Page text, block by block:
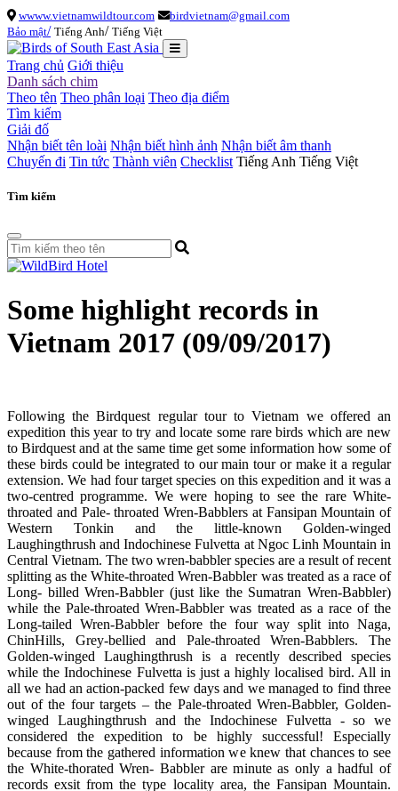
wwww.vietnamwildtour.com
birdvietnam@gmail.com
Bảo mật/ Tiếng Anh/ Tiếng Việt
Trang chủ Giới thiệu
Danh sách chim
Theo tên Theo phân loại Theo địa điểm
Tìm kiếm
Giải đố
Nhận biết tên loài Nhận biết hình ảnh Nhận biết âm thanh
Chuyến đi Tin tức Thành viên Checklist Tiếng Anh Tiếng Việt
Tìm kiếm
Some highlight records in
Vietnam 2017 (09/09/2017)
Following the Birdquest regular tour to Vietnam we offered an
expedition this year to try and locate some rare birds which are new
to Birdquest and at the same time get some information how some of
these birds could be integrated to our main tour or make it a regular
extension. We had four target species on this expedition and it was a
two-centred programme. We were hoping to see the rare White-
throated and Pale- throated Wren-Babblers at Fansipan Mountain of
Western Tonkin and the little-known Golden-winged
Laughingthrush and Indochinese Fulvetta at Ngoc Linh Mountain in
Central Vietnam. The two wren-babbler species are a result of recent
splitting as the White-throated Wren-Babbler was treated as a race of
Long- billed Wren-Babbler (just like the Sumatran Wren-Babbler)
while the Pale-throated Wren-Babbler was treated as a race of the
Long-tailed Wren-Babbler before the four way split into Naga,
ChinHills, Grey-bellied and Pale-throated Wren-Babblers. The
Golden-winged Laughingthrush is a recently described species
while the Indochinese Fulvetta is just a highly localised bird. All in
all we had an action-packed few days and we managed to find three
out of the four targets – the Pale-throated Wren-Babbler, Golden-
winged Laughingthrush and the Indochinese Fulvetta - so we
considered the expedition to be highly successful! Especially
because from the gathered information we knew that chances to see
the White-thorated Wren- Babbler are minute as only a hadful of
records exsit from the type locality area, the Fansipan Mountain.